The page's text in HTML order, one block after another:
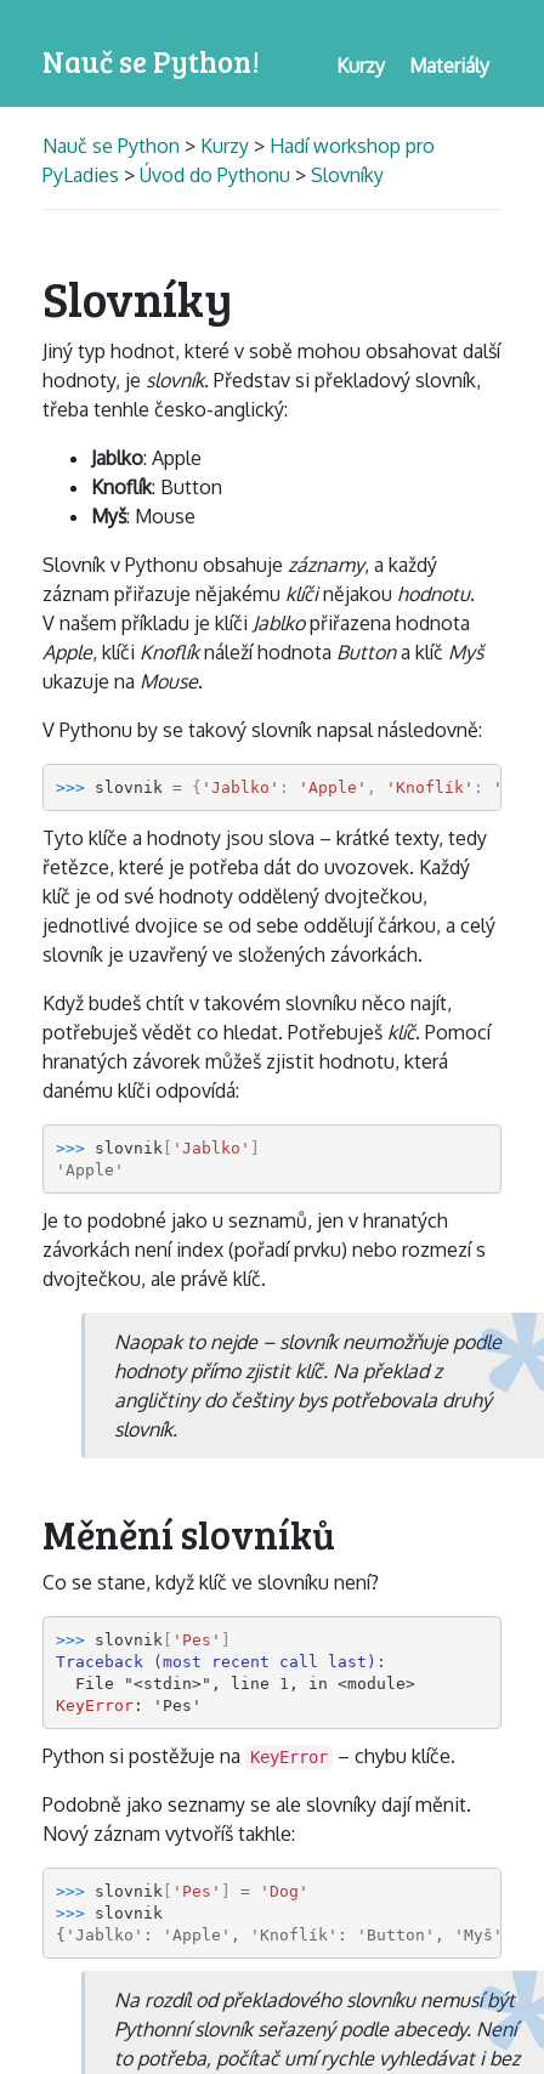
Nauč se Python! Materiály
Kurzy
Nauč se Python > Kurzy > Hadí workshop pro
PyLadies > Úvod do Pythonu > Slovníky
Slovníky
Jiný typ hodnot, které v sobě mohou obsahovat další
hodnoty, je slovník. Představ si překladový slovník,
třeba tenhle česko-anglický:
Jablko: Apple
Knoflík: Button
Myš: Mouse
Slovník v Pythonu obsahuje záznamy, a každý
záznam přiřazuje nějakému klíčinějakou hodnotu.
V našem příkladu je klíči Jablkopřiřazena hodnota
Apple, klíči Knoflíknáleží hodnota Buttona klíč Myš
ukazuje na Mouse.
V Pythonu by se takový slovník napsal následovně:
>>> slovnik = { 'Jablko' : 'Apple' , 'Knoflík' :
Tyto klíče a hodnoty jsou slova – krátké texty, tedy
řetězce, které je potřeba dát do uvozovek. Každý
klíč je od své hodnoty oddělený dvojtečkou,
jednotlivé dvojice se od sebe oddělují čárkou, a celý
slovník je uzavřený ve složených závorkách.
Když budeš chtít v takovém slovníku něco najít,
potřebuješ vědět co hledat. Potřebuješ klíč. Pomocí
hranatých závorek můžeš zjistit hodnotu, která
danému klíči odpovídá:
>>> slovnik [ 'Jablko' ]
'Apple'
Je to podobné jako u seznamů, jen v hranatých
závorkách není index (pořadí prvku) nebo rozmezí s
dvojtečkou, ale právě klíč.
Naopak to nejde – slovník neumožňuje podle
hodnoty přímo zjistit klíč. Na překlad z
angličtiny do češtiny bys potřebovala druhý
slovník.
Měnění slovníků
Co se stane, když klíč ve slovníku není?
>>> slovnik [ 'Pes' ]
Traceback (most recent call last):
  File
"<stdin>" , line 1 , in <module>
KeyError: 'Pes'
Python si postěžuje na KeyError – chybu klíče.
Podobně jako seznamy se ale slovníky dají měnit.
Nový záznam vytvoříš takhle:
>>> slovnik [ 'Pes' ] =
'Dog'
>>> slovnik
{'Jablko': 'Apple', 'Knoflík': 'Button', 'Myš':
Na rozdíl od překladového slovníku nemusí být
Pythonní slovník seřazený podle abecedy. Není
to potřeba, počítač umí rychle vyhledávat i bez